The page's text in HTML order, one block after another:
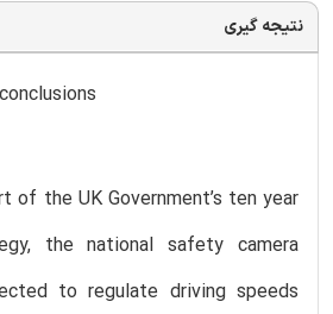
نتیجه گیری
of the UK Government’s ten year
the national safety camera
to regulate driving speeds